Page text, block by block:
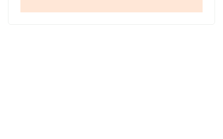
sectorial, pasando del 931 al 913. En el ranking del